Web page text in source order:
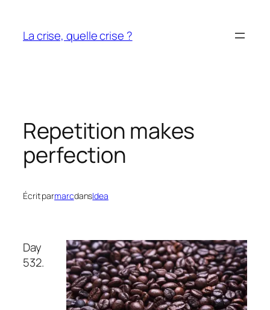
contenu
La crise, quelle crise ?
Repetition makes
perfection
Écrit parmarcdansIdea
Day
532.